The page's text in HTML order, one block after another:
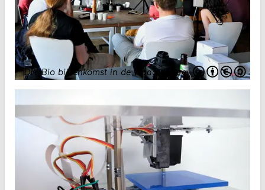
DIY Bio bijeenkomst in de Waag . Waag